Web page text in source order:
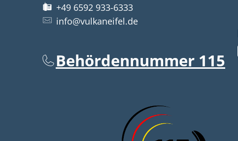
+49 6592 933-6333
info@vulkaneifel.de
Behördennummer 115